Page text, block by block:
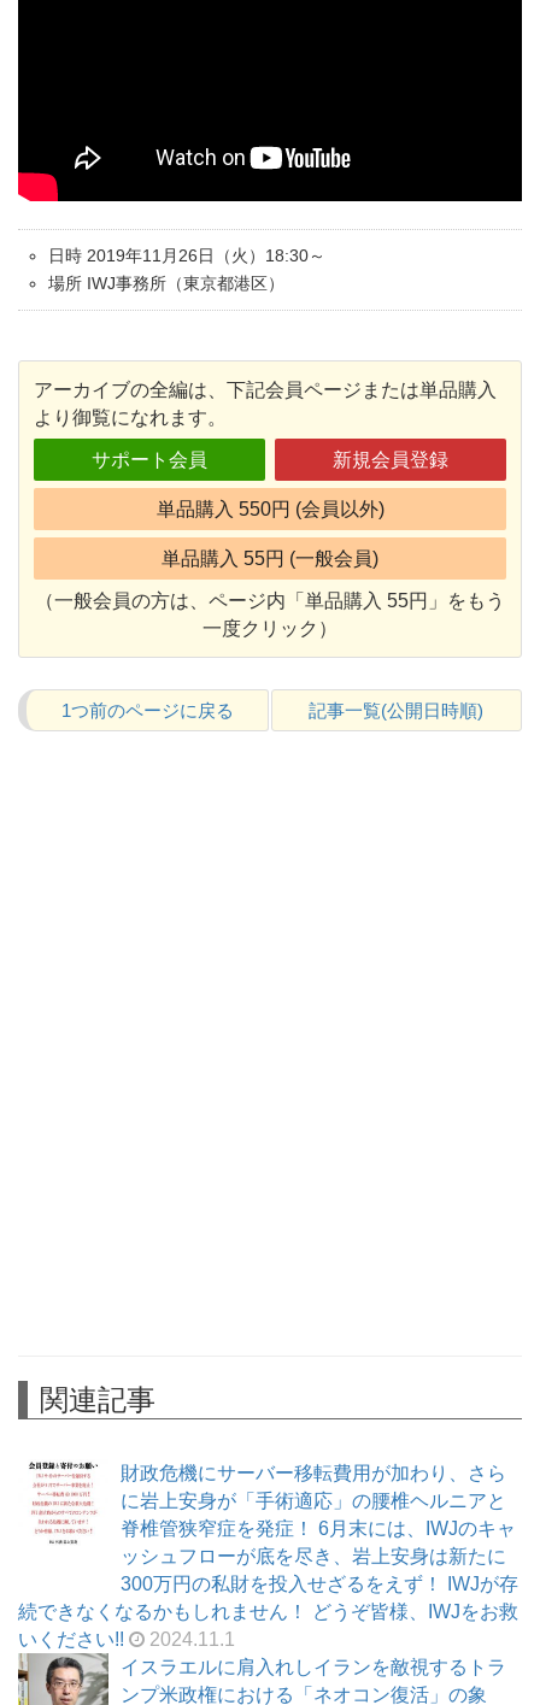
日時 2019年11月26日（火）18:30～
場所 IWJ事務所（東京都港区）
アーカイブの全編は、下記会員ページまたは単品購入
より御覧になれます。
サポート会員 新規会員登録
単品購入 550円 (会員以外)
単品購入 55円 (一般会員)
（一般会員の方は、ページ内「単品購入 55円」をもう
一度クリック）
1つ前のページに戻る 記事一覧(公開日時順)
関連記事
財政危機にサーバー移転費用が加わり、さら
に岩上安身が「手術適応」の腰椎ヘルニアと
脊椎管狭窄症を発症！ 6月末には、IWJのキャ
ッシュフローが底を尽き、岩上安身は新たに
300万円の私財を投入せざるをえず！ IWJが存
続できなくなるかもしれません！ どうぞ皆様、IWJをお救
いください!!
2024.11.1
イスラエルに肩入れしイランを敵視するトラ
ンプ米政権における「ネオコン復活」の象